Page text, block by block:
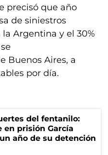
precisó que año
de siniestros
la Argentina y el 30%
Buenos Aires, a
por día.
del fentanilo:
en prisión García
año de su detención